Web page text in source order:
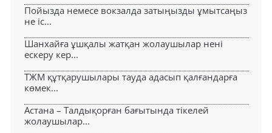
Пойызда немесе вокзалда затыңызды ұмытсаңыз
не іс...
Шанхайға ұшқалы жатқан жолаушылар нені
ескеру кер...
ТЖМ құтқарушылары тауда адасып қалғандарға
көмек...
Астана – Талдықорған бағытында тікелей
жолаушылар...